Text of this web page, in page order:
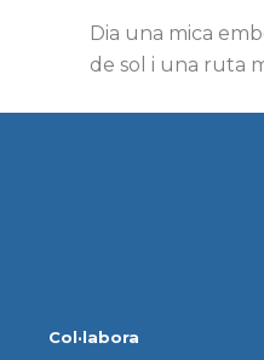
Dia una mica
de sol i una ruta
Col·labora